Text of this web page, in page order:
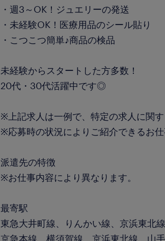
・週3～OK！ジュエリーの発送
・未経験OK！医療用品のシール貼り
・こつこつ簡単♪商品の検品
未経験からスタートした方多数！
20代・30代活躍中です◎
※上記求人は一例で、特定の求人に関
※応募時の状況によりご紹介できるお
派遣先の特徴
※お仕事内容により異なります。
最寄駅
東急大井町線、りんかい線、京浜東北
京急本線、横須賀線、京浜東北線、山